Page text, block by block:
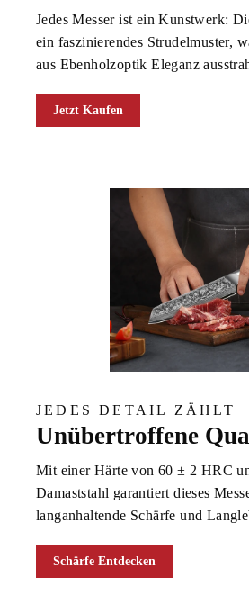
Jedes Messer ist ein Kunstwerk:
ein faszinierendes Strudelmuster,
aus Ebenholzoptik Eleganz
Jetzt Kaufen
JEDES DETAIL ZÄHLT
Unübertroffene
Mit einer Härte von 60 ± 2 HRC
Damaststahl garantiert dieses
langanhaltende Schärfe und
Schärfe Entdecken